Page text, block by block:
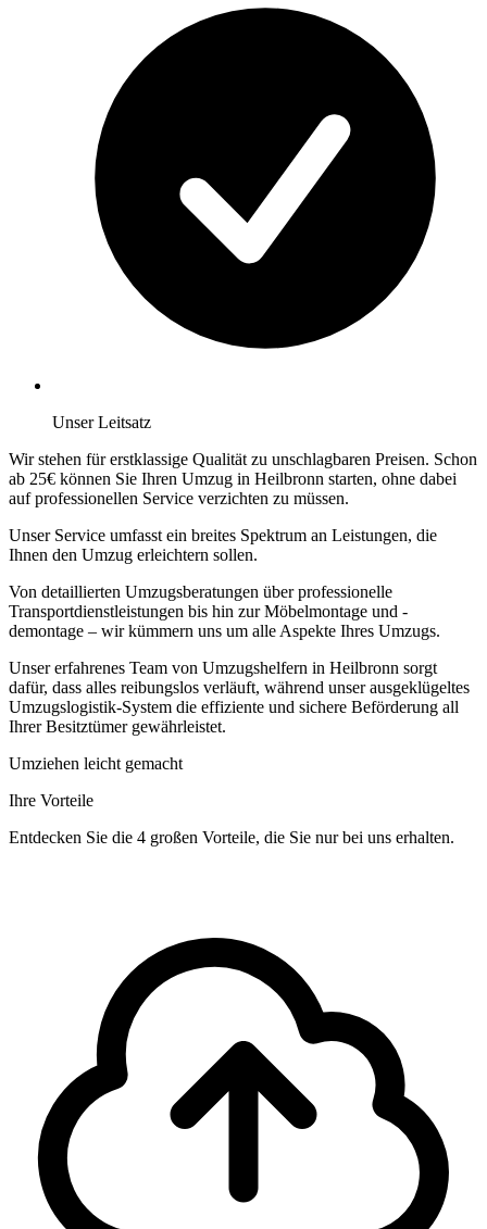
Unser Leitsatz
Wir stehen für erstklassige Qualität zu unschlagbaren Preisen. Schon
ab 25€ können Sie Ihren Umzug in Heilbronn starten, ohne dabei
auf professionellen Service verzichten zu müssen.
Unser Service umfasst ein breites Spektrum an Leistungen, die
Ihnen den Umzug erleichtern sollen.
Von detaillierten Umzugsberatungen über professionelle
Transportdienstleistungen bis hin zur Möbelmontage und -
demontage – wir kümmern uns um alle Aspekte Ihres Umzugs.
Unser erfahrenes Team von Umzugshelfern in Heilbronn sorgt
dafür, dass alles reibungslos verläuft, während unser ausgeklügeltes
Umzugslogistik-System die effiziente und sichere Beförderung all
Ihrer Besitztümer gewährleistet.
Umziehen leicht gemacht
Ihre Vorteile
Entdecken Sie die 4 großen Vorteile, die Sie nur bei uns erhalten.